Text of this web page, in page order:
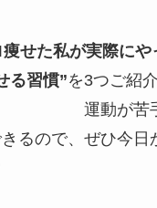
せた私が実際にや
る習慣”を3つご紹
が苦手で
るので、ぜひ今日